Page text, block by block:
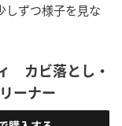
しずつ様子を見な
カビ落とし・
ーナー